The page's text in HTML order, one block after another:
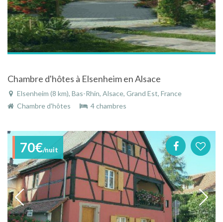
Chambre d'hôtes à Elsenheim en Alsace
Elsenheim (8 km), Bas-Rhin, Alsace, Grand Est, France
Chambre d'hôtes
4 chambres
70€/nuit